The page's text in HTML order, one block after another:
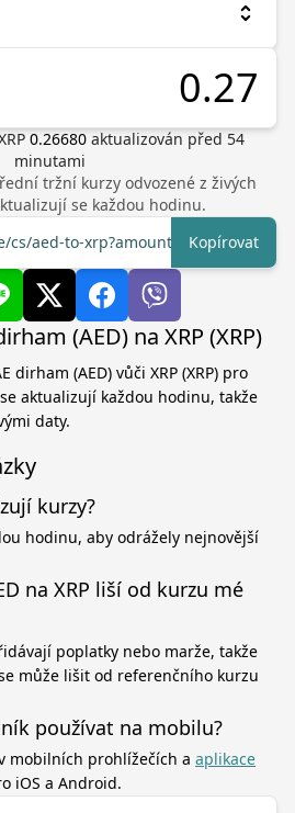
0.26680 aktualizován před 54
minutami
tržní kurzy odvozené z živých
se každou hodinu.
aed-to-xrp?amount=1 Kopírovat
(AED) na XRP (XRP)
dirham (AED) vůči XRP (XRP) pro
aktualizují každou hodinu, takže
daty.
kurzy?
hodinu, aby odrážely nejnovější
na XRP liší od kurzu mé
poplatky nebo marže, takže
může lišit od referenčního kurzu
používat na mobilu?
mobilních prohlížečích a aplikace
iOS a Android.